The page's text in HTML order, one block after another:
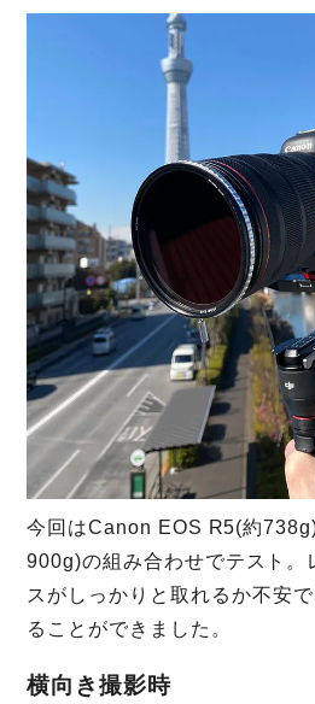
今回はCanon EOS R5(約
900g)の組み合わせでテスト。
スがしっかりと取れるか不安
ることができました。
横向き撮影時